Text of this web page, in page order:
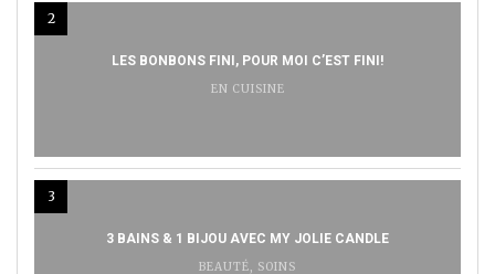
2
LES BONBONS FINI, POUR MOI C’EST FINI!
EN CUISINE
3
3 BAINS & 1 BIJOU AVEC MY JOLIE CANDLE
BEAUTÉ, SOINS